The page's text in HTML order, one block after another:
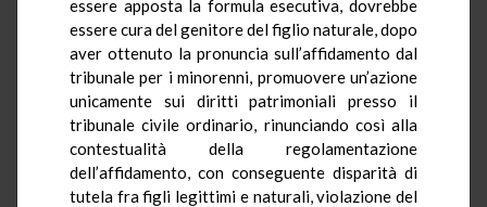
essere apposta la formula esecutiva, dovrebbe
essere cura del genitore del figlio naturale, dopo
aver ottenuto la pronuncia sull’affidamento dal
tribunale per i minorenni, promuovere un’azione
unicamente sui diritti patrimoniali presso il
tribunale civile ordinario, rinunciando così alla
contestualità della regolamentazione
dell’affidamento, con conseguente disparità di
tutela fra figli legittimi e naturali, violazione del